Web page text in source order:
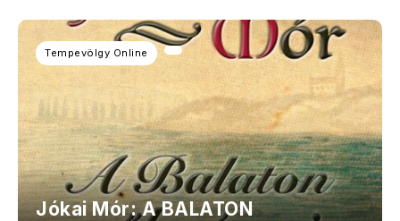
Tempevölgy Online
Jókai Mór: A BALATON